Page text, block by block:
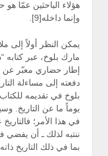
هؤلاء الباحثين عمّا
وإنما داخله[9].
يمكن النظر أولاً إلى
مارك بلوخ، عبر كتابه
إطار حضاري معبّر عن
دفعته إلى مساءلة
بلوخ في تقديمه
يوماً ما عن التاريخ.
في هذا الأمر؛
ننتبه لذلك ـ أن يفضي
بما في ذلك التاريخ